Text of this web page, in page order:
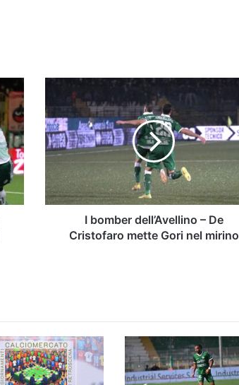
bomber
dell’Avellino
–
De
Cristofaro
Gori
nel
I bomber dell’Avellino – De
Cristofaro mette Gori nel mirino